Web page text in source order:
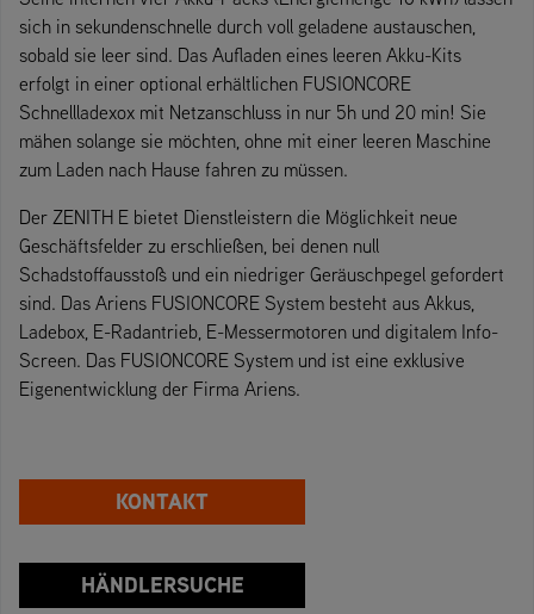
sich in sekundenschnelle durch voll geladene austauschen,
sobald sie leer sind. Das Aufladen eines leeren Akku-Kits
erfolgt in einer optional erhältlichen FUSIONCORE
Schnellladexox mit Netzanschluss in nur 5h und 20 min! Sie
mähen solange sie möchten, ohne mit einer leeren Maschine
zum Laden nach Hause fahren zu müssen.
Der ZENITH E bietet Dienstleistern die Möglichkeit neue
Geschäftsfelder zu erschließen, bei denen null
Schadstoffausstoß und ein niedriger Geräuschpegel gefordert
sind. Das Ariens FUSIONCORE System besteht aus Akkus,
Ladebox, E-Radantrieb, E-Messermotoren und digitalem Info-
Screen. Das FUSIONCORE System und ist eine exklusive
Eigenentwicklung der Firma Ariens.
KONTAKT
HÄNDLERSUCHE